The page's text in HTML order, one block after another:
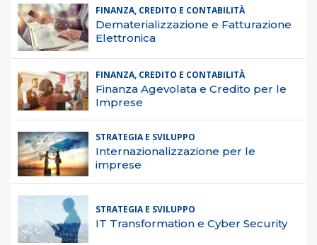
FINANZA, CREDITO E CONTABILITÀ
Dematerializzazione e Fatturazione
Elettronica
FINANZA, CREDITO E CONTABILITÀ
Finanza Agevolata e Credito per le
Imprese
STRATEGIA E SVILUPPO
Internazionalizzazione per le
imprese
STRATEGIA E SVILUPPO
IT Transformation e Cyber Security